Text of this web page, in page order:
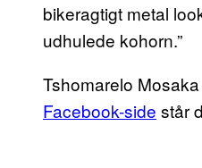
bikeragtigt metal
udhulede kohorn.”
Tshomarelo
Facebook-side står